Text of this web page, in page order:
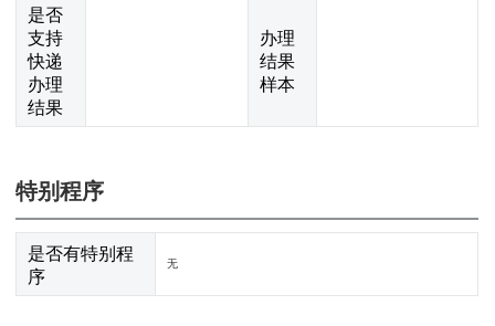
是否
支持
快递
办理
结果
办理
结果
样本
特别程序
是否有特别程
序
无